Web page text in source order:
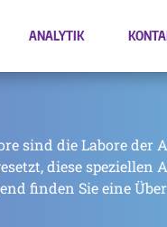
ANALYTIK
sind die Labore der
diese
finden Sie eine